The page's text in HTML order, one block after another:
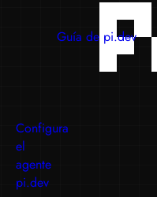
Guía de pi.dev
Configura
el
agente
pi.dev